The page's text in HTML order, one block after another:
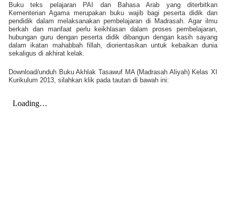
Buku teks pelajaran PAI dan Bahasa Arab yang diterbitkan
Kementerian Agama merupakan buku wajib bagi peserta didik dan
pendidik dalam melaksanakan pembelajaran di Madrasah. Agar ilmu
berkah dan manfaat perlu keikhlasan dalam proses pembelajaran,
hubungan guru dengan peserta didik dibangun dengan kasih sayang
dalam ikatan mahabbah fillah, diorientasikan untuk kebaikan dunia
sekaligus di akhirat kelak.
Download/unduh Buku Akhlak Tasawuf MA (Madrasah Aliyah) Kelas XI
Kurikulum 2013, silahkan klik pada tautan di bawah ini: